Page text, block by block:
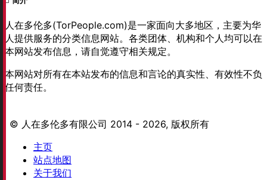
人在多伦多(TorPeople.com)是一家面向大多地区，主要为华
人提供服务的分类信息网站。各类团体、机构和个人均可以在
本网站发布信息，请自觉遵守相关规定。
本网站对所有在本站发布的信息和言论的真实性、有效性不负
任何责任。
© 人在多伦多有限公司 2014 - 2026, 版权所有
主页
站点地图
关于我们